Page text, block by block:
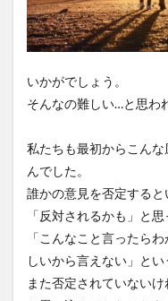
いかがでしょう。
そんなの難しい…と思わ
私たちも最初からこん
んでした。
誰かの意見を否定すると
「反対されるかも」と
「こんなこと言ったら
しいから言えない」とい
また否定されていない